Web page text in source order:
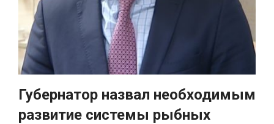
Губернатор назвал необходимым
развитие системы рыбных